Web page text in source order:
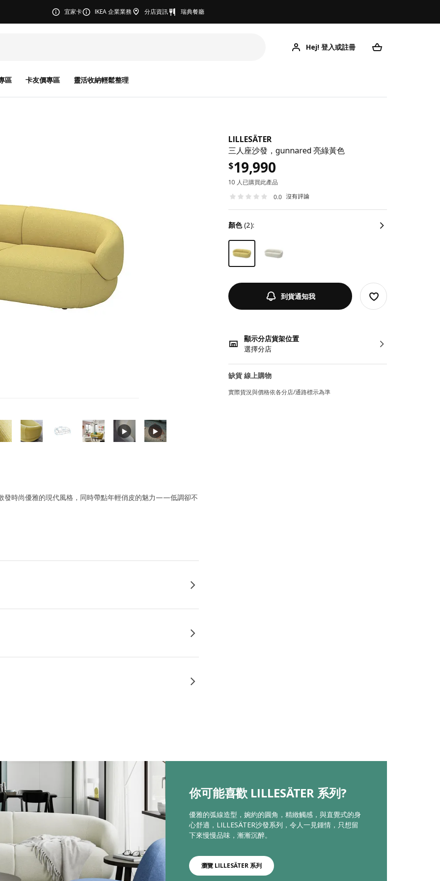
宜家卡 IKEA 企業業務 分店資訊 瑞典餐廳
Hej! 登入或註冊
區 卡友價專區 靈活收納輕鬆整理
LILLESÄTER
三人座沙發，gunnared 亮綠黃色
$19,990
10 人已購買此產品
0.0 沒有評論
顏色(2):
到貨通知我
顯示分店貨架位置
選擇分店
缺貨 線上購物
實際貨況與價格依各分店/通路標示為準
發時尚優雅的現代風格，同時帶點年輕俏皮的魅力——低調卻不
你可能喜歡 LILLESÄTER 系列?
優雅的弧線造型，婉約的圓角，精緻觸感，與直覺式的身
心舒適，LILLESÄTER沙發系列，令人一見鍾情，只想留
下來慢慢品味，漸漸沉醉。
瀏覽 LILLESÄTER 系列